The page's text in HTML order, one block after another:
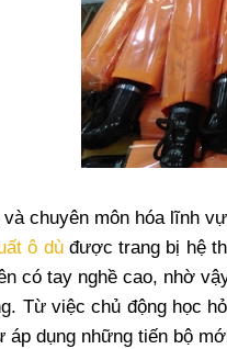
chuyên môn hóa lĩnh
ô dù được trang bị hệ
có tay nghề cao, nhờ
Từ việc chủ động học
áp dụng những tiến bộ